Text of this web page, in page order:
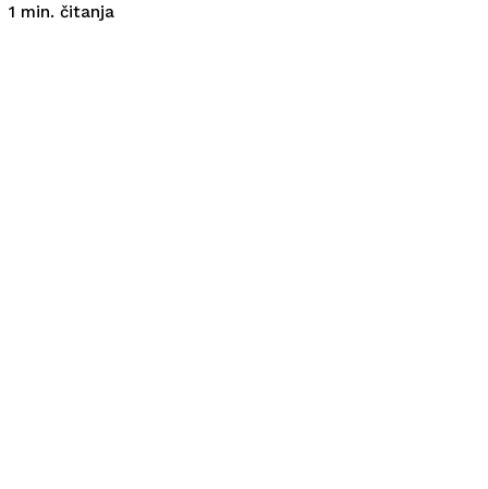
1 min. čitanja